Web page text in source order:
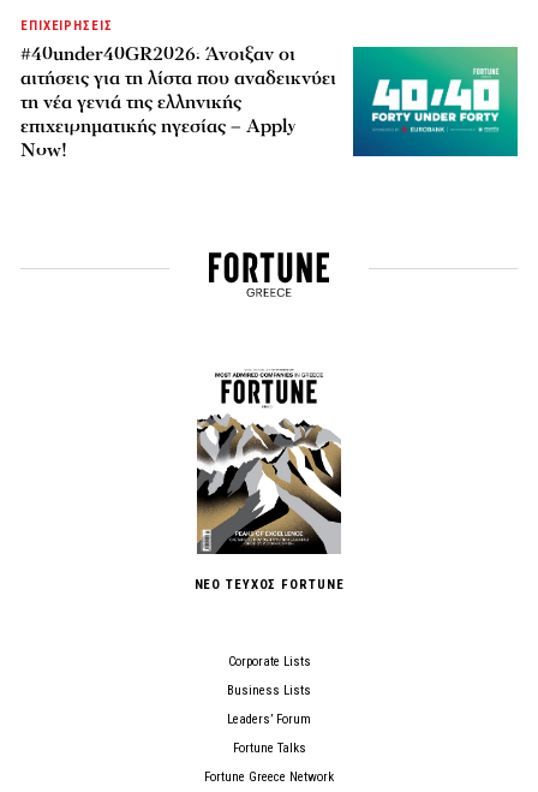
ΕΠΙΧΕΙΡΗΣΕΙΣ
#40under40GR2026: Άνοιξαν οι
αιτήσεις για τη λίστα που αναδεικνύει
τη νέα γενιά της ελληνικής
επιχειρηματικής ηγεσίας – Apply
Now!
ΝΕΟ ΤΕΥΧΟΣ FORTUNE
Corporate Lists
Business Lists
Leaders’ Forum
Fortune Talks
Fortune Greece Network